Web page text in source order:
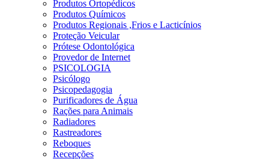
Produtos Ortopédicos
Produtos Químicos
Produtos Regionais ,Frios e Lacticínios
Proteção Veicular
Prótese Odontológica
Provedor de Internet
PSICOLOGIA
Psicólogo
Psicopedagogia
Purificadores de Água
Rações para Animais
Radiadores
Rastreadores
Reboques
Recepções